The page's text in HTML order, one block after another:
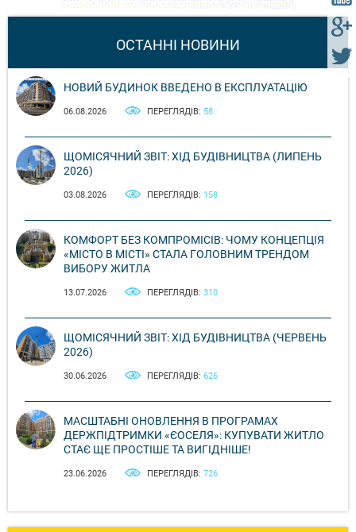
ОСТАННІ НОВИНИ
НОВИЙ БУДИНОК ВВЕДЕНО В ЕКСПЛУАТАЦІЮ
06.08.2026 ПЕРЕГЛЯДІВ: 58
ЩОМІСЯЧНИЙ ЗВІТ: ХІД БУДІВНИЦТВА (ЛИПЕНЬ
2026)
03.08.2026 ПЕРЕГЛЯДІВ: 158
КОМФОРТ БЕЗ КОМПРОМІСІВ: ЧОМУ КОНЦЕПЦІЯ
«МІСТО В МІСТІ» СТАЛА ГОЛОВНИМ ТРЕНДОМ
ВИБОРУ ЖИТЛА
13.07.2026 ПЕРЕГЛЯДІВ: 310
ЩОМІСЯЧНИЙ ЗВІТ: ХІД БУДІВНИЦТВА (ЧЕРВЕНЬ
2026)
30.06.2026 ПЕРЕГЛЯДІВ: 626
МАСШТАБНІ ОНОВЛЕННЯ В ПРОГРАМАХ
ДЕРЖПІДТРИМКИ «ЄОСЕЛЯ»: КУПУВАТИ ЖИТЛО
СТАЄ ЩЕ ПРОСТІШЕ ТА ВИГІДНІШЕ!
23.06.2026 ПЕРЕГЛЯДІВ: 726